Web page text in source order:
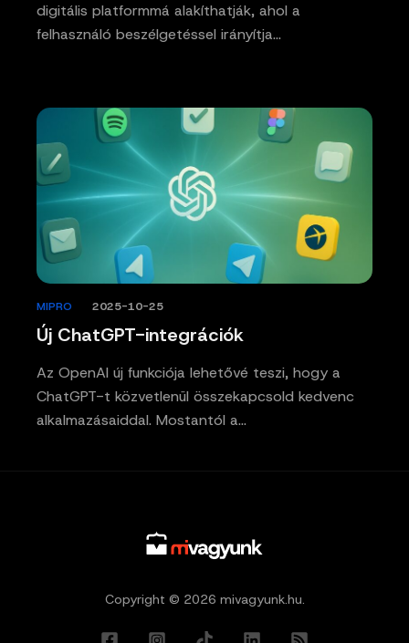
digitális platformmá alakíthatják, ahol a
felhasználó beszélgetéssel irányítja…
Új ChatGPT-integrációk
MIPRO 2025-10-25
Az OpenAI új funkciója lehetővé teszi, hogy a
ChatGPT-t közvetlenül összekapcsold kedvenc
alkalmazásaiddal. Mostantól a…
Copyright © 2026 mivagyunk.hu.